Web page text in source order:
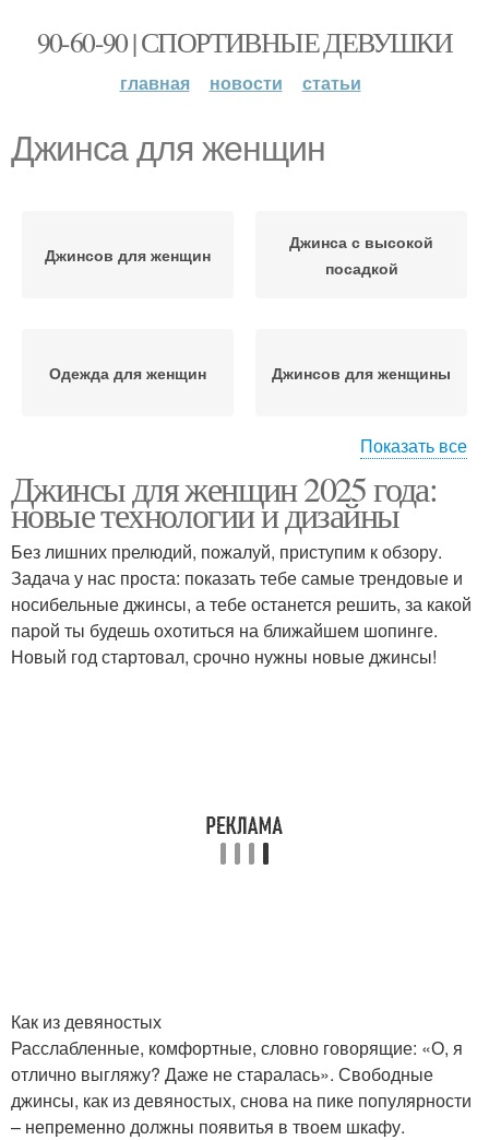
90-60-90 | СПОРТИВНЫЕ ДЕВУШКИ
главная новости статьи
Джинса для женщин
Джинсов для женщин
Джинса с высокой
посадкой
Одежда для женщин Джинсов для женщины
невысокой женщины
Невысокая женщина
Показать все
Джинсы для женщин 2025 года:
новые технологии и дизайны
Без лишних прелюдий, пожалуй, приступим к обзору.
Задача у нас проста: показать тебе самые трендовые и
носибельные джинсы, а тебе останется решить, за какой
парой ты будешь охотиться на ближайшем шопинге.
Новый год стартовал, срочно нужны новые джинсы!
Как из девяностых
Расслабленные, комфортные, словно говорящие: «О, я
отлично выгляжу? Даже не старалась». Свободные
джинсы, как из девяностых, снова на пике популярности
– непременно должны появитья в твоем шкафу.